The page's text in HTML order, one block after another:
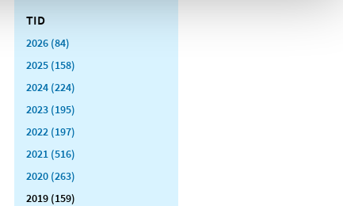
TID
2026 (84)
2025 (158)
2024 (224)
2023 (195)
2022 (197)
2021 (516)
2020 (263)
2019 (159)